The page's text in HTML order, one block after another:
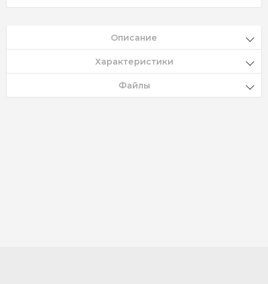
Описание
Характеристики
Файлы